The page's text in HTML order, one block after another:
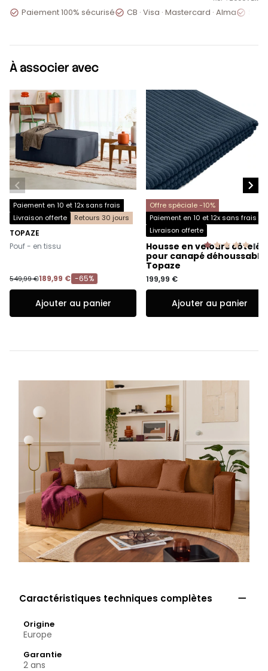
 Paiement 100% sécurisé CB · Visa · Mastercard · Alma
À associer avec
Paiement en 10 et 12x sans frais
Livraison offerte
Retours 30 jours
TOPAZE
-
Pouf - en tissu
549,99 €189,99 € -65%
Ajouter au panier
Offre spéciale -10%
Paiement en 10 et 12x sans frais
Livraison offerte
1
Housse en velours côtelé
pour canapé déhoussable
Topaze
199,99 €
Ajouter au panier
 
Caractéristiques techniques complètes 
Origine
Europe
Garantie
2 ans